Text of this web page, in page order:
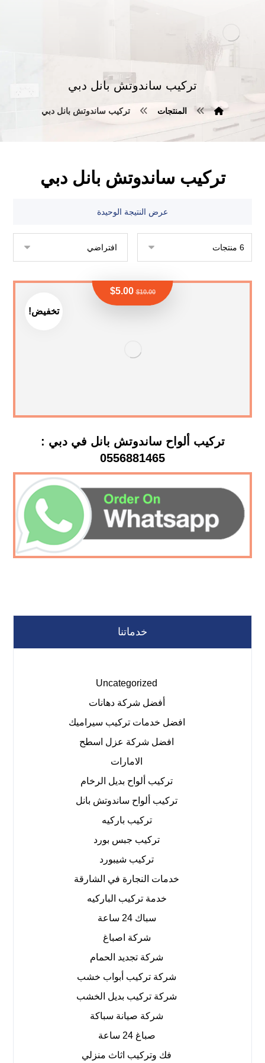
تركيب ساندوتش بانل دبي
المنتجات تركيب ساندوتش بانل دبي
تركيب ساندوتش بانل دبي
عرض النتيجة الوحيدة
تخفيض!
تركيب ألواح ساندوتش بانل في دبي :
0556881465
$10.00
$5.00
خدماتنا
Uncategorized
أفضل شركة دهانات
افضل خدمات تركيب سيراميك
افضل شركة عزل اسطح
الامارات
تركيب ألواح بديل الرخام
تركيب ألواح ساندوتش بانل
تركيب باركيه
تركيب جبس بورد
تركيب شيبورد
خدمات النجارة في الشارقة
خدمة تركيب الباركيه
سباك 24 ساعة
شركة اصباغ
شركة تجديد الحمام
شركة تركيب أبواب خشب
شركة تركيب بديل الخشب
شركة صيانة سباكة
صباغ 24 ساعة
فك وتركيب اثاث منزلي